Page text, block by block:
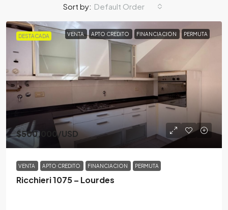
Sort by: Default Order
DESTACADA VENTA APTO CREDITO FINANCIACION PERMUTA
$500,000/USD
VENTA APTO CREDITO FINANCIACION PERMUTA
Ricchieri 1075 – Lourdes